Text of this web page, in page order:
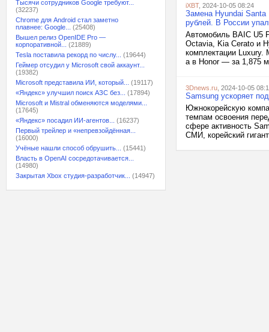
Тысячи сотрудников Google требуют...
(32237)
Chrome для Android стал заметно
плавнее: Google...
(25408)
Вышел релиз OpenIDE Pro —
корпоративной...
(21889)
Tesla поставила рекорд по числу...
(19644)
Геймер отсудил у Microsoft свой аккаунт...
(19382)
Microsoft представила ИИ, который...
(19117)
«Яндекс» улучшил поиск АЗС без...
(17894)
Microsoft и Mistral обменяются моделями...
(17645)
«Яндекс» посадил ИИ-агентов...
(16237)
Первый трейлер и «непревзойдённая...
(16000)
Учёные нашли способ обрушить...
(15441)
Власть в OpenAI сосредотачивается...
(14980)
Закрытая Xbox студия-разработчик...
(14947)
iXBT, 2024-10-05 08:24
Замена Hyundai
рублей. В России
Автомобиль BAIC U5
Octavia, Kia Cerato и
комплектации Luxury.
а в Honor — за 1,875
3Dnews.ru , 2024-10-05
Samsung ускоряет
Южнокорейскую
темпам освоения
сфере активность
СМИ, корейский